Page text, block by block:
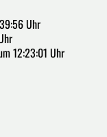
Uhr
12:23:01 Uhr